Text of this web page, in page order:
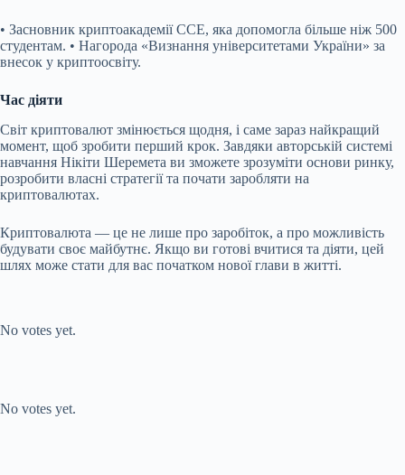
• Засновник криптоакадемії CCE, яка допомогла більше ніж 500
студентам. • Нагорода «Визнання університетами України» за
внесок у криптоосвіту.
Час діяти
Світ криптовалют змінюється щодня, і саме зараз найкращий
момент, щоб зробити перший крок. Завдяки авторській системі
навчання Нікіти Шеремета ви зможете зрозуміти основи ринку,
розробити власні стратегії та почати заробляти на
криптовалютах.
Криптовалюта — це не лише про заробіток, а про можливість
будувати своє майбутнє. Якщо ви готові вчитися та діяти, цей
шлях може стати для вас початком нової глави в житті.
No votes yet.
No votes yet.